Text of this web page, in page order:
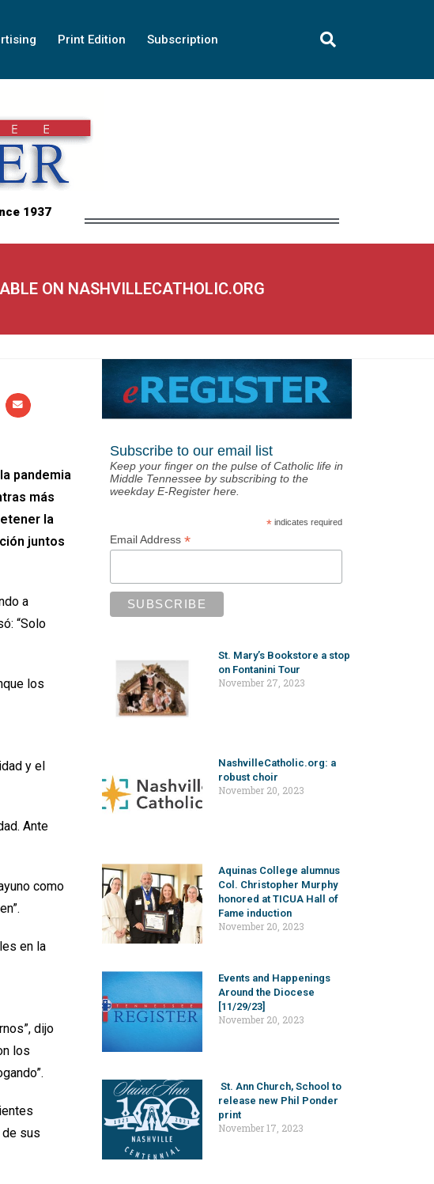
Print Edition Subscription
1937
ON NASHVILLECATHOLIC.ORG
pandemia
más
la
juntos
a
“Solo
los
y el
Ante
como
en la
dijo
los
sus
Subscribe to our email list
Keep your finger on the pulse of Catholic life in
Middle Tennessee by subscribing to the
weekday E-Register here.
* indicates required
Email Address *
St. Mary’s Bookstore a stop
on Fontanini Tour
November 27, 2023
NashvilleCatholic.org: a
robust choir
November 20, 2023
Aquinas College alumnus
Col. Christopher Murphy
honored at TICUA Hall of
Fame induction
November 20, 2023
Events and Happenings
Around the Diocese
[11/29/23]
November 20, 2023
St. Ann Church, School to
release new Phil Ponder
print
November 17, 2023